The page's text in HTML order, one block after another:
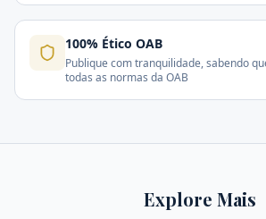
100% Ético OAB
Publique com tranquilidade, sabendo
todas as normas da OAB
Explore Mais